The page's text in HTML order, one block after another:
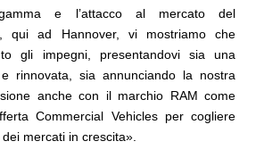
e l’attacco al mercato del
qui ad Hannover, vi mostriamo che
gli impegni, presentandovi sia una
rinnovata, sia annunciando la nostra
anche con il marchio RAM come
Commercial Vehicles per cogliere
mercati in crescita».